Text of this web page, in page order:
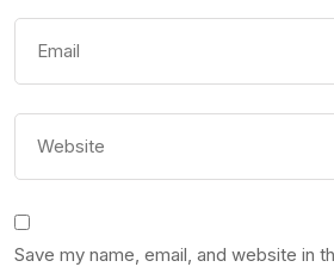
Save my name, email, and website in